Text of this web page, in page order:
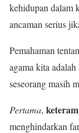
kehidupan dalam
ancaman serius
Pemahaman
agama kita
seseorang masih
Pertama,
menghindarkan